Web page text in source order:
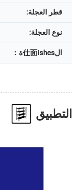
قطر العجلة:
نوع العجلة:
ال仕面ishesة：
التطبيق